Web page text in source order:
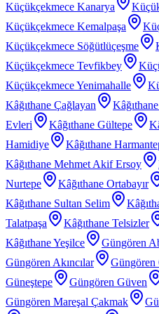
Küçükçekmece Kanarya
Küçükçekmece Kemalpaşa
Küçükçekmece Söğütlüçeşme
Küçükçekmece Tevfikbey
Küçükçekmece Yenimahalle
Kâğıthane Çağlayan
Evleri
Kâğıthane Gültepe
Hamidiye
Kâğıthane
Kâğıthane Mehmet Akif Ersoy
Nurtepe
Kâğıthane Ortabayır
Kâğıthane Sultan Selim
Talatpaşa
Kâğıthane Telsizler
Kâğıthane Yeşilce
Güngören
Güngören Akıncılar
Güngören
Güneştepe
Güngören Güven
Güngören Mareşal Çakmak